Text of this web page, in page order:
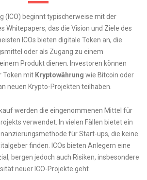
(ICO) beginnt typischerweise mit der
Whitepapers, das die Vision und Ziele des
ICOs bieten digitale Token an, die
oder als Zugang zu einem
Produkt dienen. Investoren können
Token mit Kryptowährung wie Bitcoin oder
neuen Krypto-Projekten teilhaben.
werden die eingenommenen Mittel für
verwendet. In vielen Fällen bietet ein
für Start-ups, die keine
finden. ICOs bieten Anlegern eine
bergen jedoch auch Risiken, insbesondere
neuer ICO-Projekte geht.